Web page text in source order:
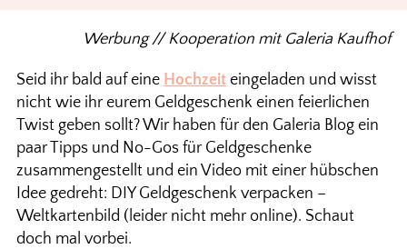
Werbung // Kooperation mit Galeria Kaufhof
Seid ihr bald auf eine Hochzeiteingeladen und wisst
nicht wie ihr eurem Geldgeschenk einen feierlichen
Twist geben sollt? Wir haben für den Galeria Blog ein
paar Tipps und No-Gos für Geldgeschenke
zusammengestellt und ein Video mit einer hübschen
Idee gedreht: DIY Geldgeschenk verpacken –
Weltkartenbild (leider nicht mehr online). Schaut
doch mal vorbei.